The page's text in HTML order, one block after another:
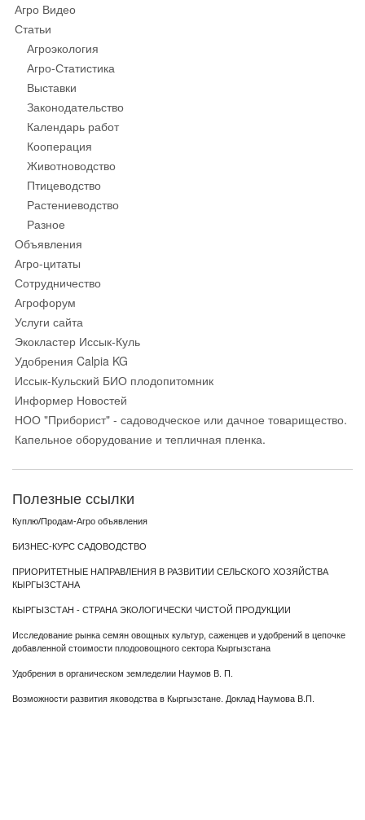
Агро Видео
Статьи
Агроэкология
Агро-Статистика
Выставки
Законодательство
Календарь работ
Кооперация
Животноводство
Птицеводство
Растениеводство
Разное
Объявления
Агро-цитаты
Сотрудничество
Агрофорум
Услуги сайта
Экокластер Иссык-Куль
Удобрения Calpia KG
Иссык-Кульский БИО плодопитомник
Информер Новостей
НОО "Приборист" - садоводческое или дачное товарищество.
Капельное оборудование и тепличная пленка.
Полезные ссылки
Куплю/Продам-Агро объявления
БИЗНЕС-КУРС САДОВОДСТВО
ПРИОРИТЕТНЫЕ НАПРАВЛЕНИЯ В РАЗВИТИИ СЕЛЬСКОГО ХОЗЯЙСТВА
КЫРГЫЗСТАНА
КЫРГЫЗСТАН - СТРАНА ЭКОЛОГИЧЕСКИ ЧИСТОЙ ПРОДУКЦИИ
Исследование рынка семян овощных культур, саженцев и удобрений в цепочке
добавленной стоимости плодоовощного сектора Кыргызстана
Удобрения в органическом земледелии Наумов В. П.
Возможности развития яководства в Кыргызстане. Доклад Наумова В.П.